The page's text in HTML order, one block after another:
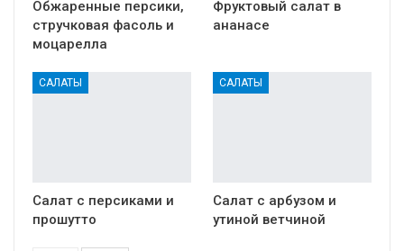
Обжаренные персики,
стручковая фасоль и
моцарелла
Фруктовый салат в
ананасе
САЛАТЫ
Салат с персиками и
прошутто
САЛАТЫ
Салат с арбузом и
утиной ветчиной